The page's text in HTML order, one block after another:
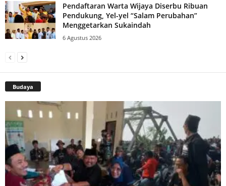
Pendaftaran Warta Wijaya Diserbu Ribuan
Pendukung, Yel-yel “Salam Perubahan”
Menggetarkan Sukaindah
6 Agustus 2026
Budaya